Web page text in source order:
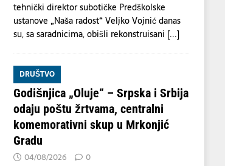
tehnički direktor subotičke Predškolske
ustanove „Naša radost“ Veljko Vojnić danas
su, sa saradnicima, obišli rekonstruisani [...]
DRUŠTVO
Godišnjica „Oluje“ – Srpska i Srbija
odaju poštu žrtvama, centralni
komemorativni skup u Mrkonjić
Gradu
04/08/2026 0